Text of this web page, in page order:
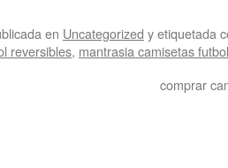
en Uncategorized y etiquetada
reversibles, mantrasia camisetas futbol
comprar